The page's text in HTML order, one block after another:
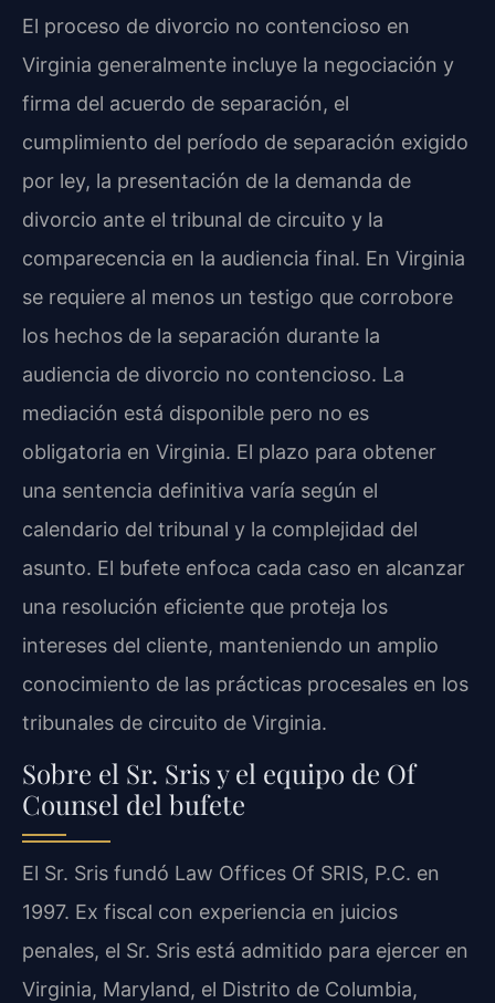
El proceso de divorcio no contencioso en
Virginia generalmente incluye la negociación y
firma del acuerdo de separación, el
cumplimiento del período de separación exigido
por ley, la presentación de la demanda de
divorcio ante el tribunal de circuito y la
comparecencia en la audiencia final. En Virginia
se requiere al menos un testigo que corrobore
los hechos de la separación durante la
audiencia de divorcio no contencioso. La
mediación está disponible pero no es
obligatoria en Virginia. El plazo para obtener
una sentencia definitiva varía según el
calendario del tribunal y la complejidad del
asunto. El bufete enfoca cada caso en alcanzar
una resolución eficiente que proteja los
intereses del cliente, manteniendo un amplio
conocimiento de las prácticas procesales en los
tribunales de circuito de Virginia.
Sobre el Sr. Sris y el equipo de Of
Counsel del bufete
El Sr. Sris fundó Law Offices Of SRIS, P.C. en
1997. Ex fiscal con experiencia en juicios
penales, el Sr. Sris está admitido para ejercer en
Virginia, Maryland, el Distrito de Columbia,